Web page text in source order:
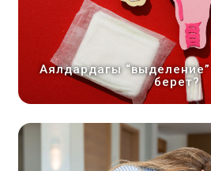
Аялдардагы
берет?